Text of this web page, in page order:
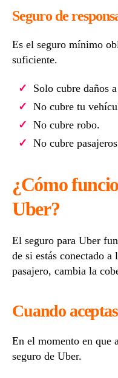
Seguro de
Es el seguro mínimo
suficiente.
Solo cubre daños
No cubre tu
No cubre robo.
No cubre
¿Cómo
Uber?
El seguro para Uber
de si estás conectado
pasajero, cambia la
Cuando
En el momento en que
seguro de Uber.